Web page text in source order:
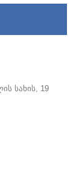
სახის, 19